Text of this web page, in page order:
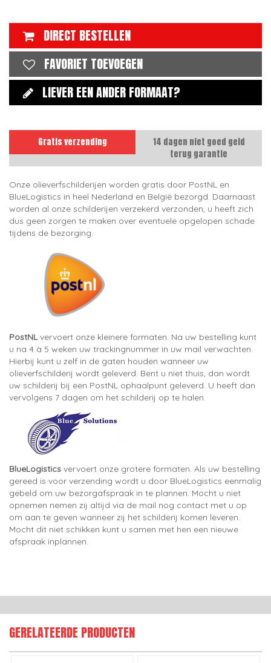
DIRECT BESTELLEN
FAVORIET TOEVOEGEN
LIEVER EEN ANDER FORMAAT?
Gratis verzending
14 dagen niet goed geld
terug garantie
Onze olieverfschilderijen worden gratis door PostNL en
BlueLogistics in heel Nederland en België bezorgd. Daarnaast
worden al onze schilderijen verzekerd verzonden, u heeft zich
dus geen zorgen te maken over eventuele opgelopen schade
tijdens de bezorging.
PostNLvervoert onze kleinere formaten. Na uw bestelling kunt
u na 4 à 5 weken uw trackingnummer in uw mail verwachten.
Hierbij kunt u zelf in de gaten houden wanneer uw
olieverfschilderij wordt geleverd. Bent u niet thuis, dan wordt
uw schilderij bij een PostNL ophaalpunt geleverd. U heeft dan
vervolgens 7 dagen om het schilderij op te halen.
BlueLogistics vervoert onze grotere formaten. Als uw bestelling
gereed is voor verzending wordt u door BlueLogistics eenmalig
gebeld om uw bezorgafspraak in te plannen. Mocht u niet
opnemen nemen zij altijd via de mail nog contact met u op
om aan te geven wanneer zij het schilderij komen leveren.
Mocht dit niet schikken kunt u samen met hen een nieuwe
afspraak inplannen.
GERELATEERDE PRODUCTEN